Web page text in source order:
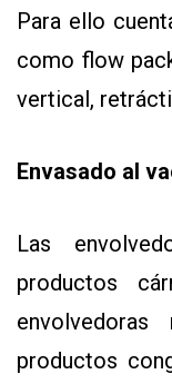
Para ello
como flow
vertical,
Envasado al
Las
productos
productos